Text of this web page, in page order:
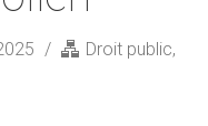
Droit public,